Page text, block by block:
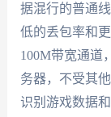
据混行的普通
低的丢包率和
100M带宽通道
务器，不受其
识别游戏数据